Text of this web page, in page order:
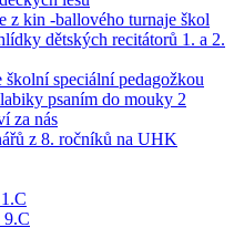
z kin -ballového turnaje škol
dětských recitátorů 1. a 2.
školní speciální pedagožkou
psaním do mouky 2
za nás
z 8. ročníků na UHK
9.C